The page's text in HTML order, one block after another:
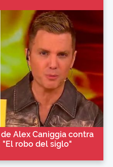
Alex Caniggia contra
robo del siglo"